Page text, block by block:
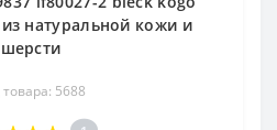
натуральной кожи и
шерсти
товара: 5688